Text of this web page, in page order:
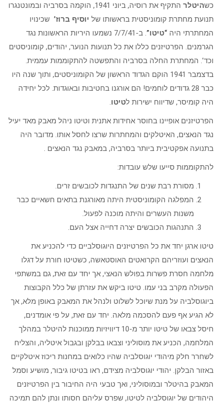
כשהיטלר
התקיף את רוסיה, ביוני 1941, הוקמה בסרביה ובמונטנגרו
תנועת מחתרת קומוניסטית בראשותו של יוסיף ברוז’ שכינויו
המחתרתי היה “טיטו”
. ב-7/7/41 נשמעו היריות הראשונות נגד
הגרמנים. הפרטיזנים כללו את כל תנועות הנוער, יהודים, קומוניסטים
וכד’. המחתרת החלה בסרביה והתפשטה להתקוממות עממית.
בדצמבר 1941 הוקם הגדוד הראשון של הקומוניסטים, ותוך שנה היו
כבר 28 גדודים לוחמים! הם אורגנו בחטיבות ובאוגדות. לכל יחידה
היה קומיסר, שדיווח ישירות לטיטו.
הפרטיזנים אופיינו בחוסר אחידות אתנית וטיטו ניהל מאבק מאד יעיל
נגד הנאצים, האיטלקים והמחתרות שרצו לחסל אותו. מדובר היה
בתנועה אפקטיבית ביותר בסרביה, במאבק נגד הנאצים .
להתקוממות סייעו שלש עובדות:
מסורת רבת שנים של התנגדות לכובשים זרים.
המפלגה הקומוניסטית היתה מאורגנת בתאים חשאיים כבר
משנות העשרים והיתה מוכנה לפעול.
התנהגות הכובשים יצרה דחייה אצל העם.
טיטו ארגן יחד את כל הפרטיזנים היוגוסלביים כדי להכניע את
הנאצים ועוזריהם הקרואטים האוסטאשה, כשטיטו חורת על דגלו
מלחמה חסרת פשרות בפולש הנאצי, אך יחד עם זאת, גם במשתפי
הפעולה מקרב בני עמו. טיטו ביקש את עזרתן של כלל הקבוצות
ביוגוסלביה על מנת שיוכל לשלוט ולנהל את המאבק באופן מלא, אך
לא הגיע אף פעם להסכמה מלאה. יחד עם זאת, על פי אומדנים,
חיסל צבאו של טיטו יותר מ-10 דיוויזיות ממוכנות להיטלר במהלך
המלחמה, הכניע את מוסוליני וצבאו בבלקן ובגבול איטליה, והצליח
לשחרר חלק מיהודי יוגוסלביה שהיו כלואים במחנות ריכוז איטלקיים
באזור הבלקן. יהודי יוגוסלביה מצידם, ראו בטיטו גיבור, מושיע וסמל
המאבק בהיטלר ובמוסוליני, ואך טבעי היה החיבור בין הפרטיזנים
היהודים של יוגוסלביה לטיטו, שפרס עליהם חסותו ונתן להם תמיכה